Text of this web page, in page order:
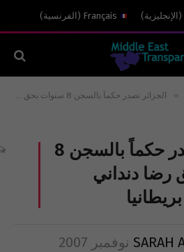
( الإنجليزية)
Français
( الفرنسية)
» الجزائر تصدر حكماً بالسجن 8 سنوات بحق رضا دنداني لمرحّل من بريطانيا
الجزائر تصدر حكماً بالسجن 8
دنداني
SARAH